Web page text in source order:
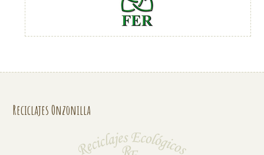
Reciclajes Onzonilla